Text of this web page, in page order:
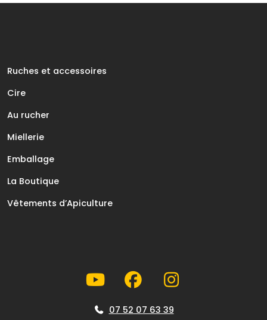
Ruches et accessoires
Cire
Au rucher
Miellerie
Emballage
La Boutique
Vêtements d’Apiculture
07 52 07 63 39